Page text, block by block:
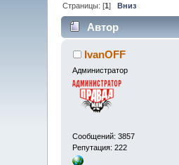
Страницы: [1]Вниз
Автор
IvanOFF
Администратор
Сообщений: 3857
Репутация: 222